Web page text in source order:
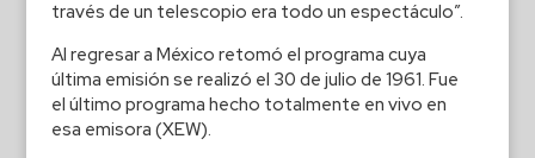
través de un telescopio era todo un espectáculo”.
Al regresar a México retomó el programa cuya
última emisión se realizó el 30 de julio de 1961. Fue
el último programa hecho totalmente en vivo en
esa emisora (XEW).